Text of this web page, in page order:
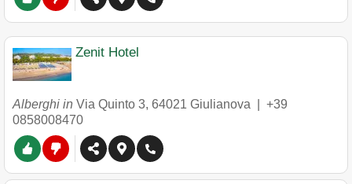
Zenit Hotel
Alberghi in Via Quinto 3, 64021 Giulianova
+39
0858008470